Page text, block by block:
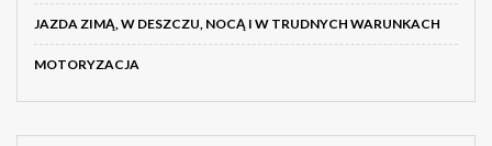
JAZDA ZIMĄ, W DESZCZU, NOCĄ I W TRUDNYCH WARUNKACH
MOTORYZACJA